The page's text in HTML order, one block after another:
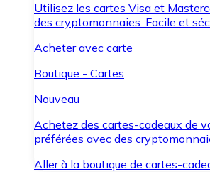
Utilisez les cartes Visa et
des cryptomonnaies. Facile et
Acheter avec carte
Boutique - Cartes
Nouveau
Achetez des cartes-cadeaux de
préférées avec des
Aller à la boutique de cartes-